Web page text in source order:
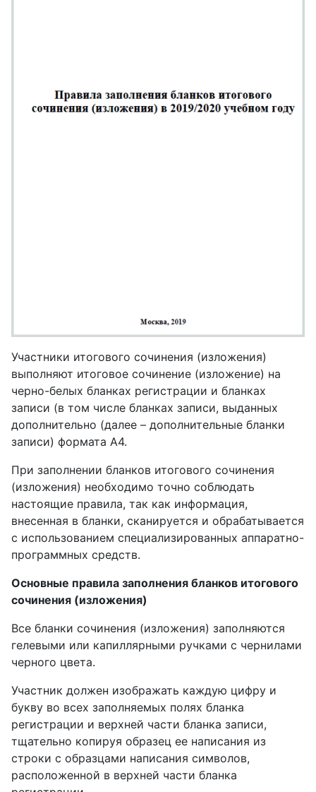
Участники итогового сочинения (изложения)
выполняют итоговое сочинение (изложение) на
черно-белых бланках регистрации и бланках
записи (в том числе бланках записи, выданных
дополнительно (далее – дополнительные бланки
записи) формата А4.
При заполнении бланков итогового сочинения
(изложения) необходимо точно соблюдать
настоящие правила, так как информация,
внесенная в бланки, сканируется и обрабатывается
с использованием специализированных аппаратно-
программных средств.
Основные правила заполнения бланков итогового
сочинения (изложения)
Все бланки сочинения (изложения) заполняются
гелевыми или капиллярными ручками с чернилами
черного цвета.
Участник должен изображать каждую цифру и
букву во всех заполняемых полях бланка
регистрации и верхней части бланка записи,
тщательно копируя образец ее написания из
строки с образцами написания символов,
расположенной в верхней части бланка